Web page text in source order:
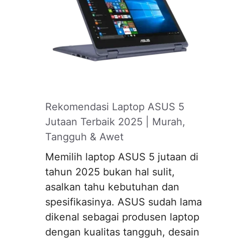
Rekomendasi Laptop ASUS 5
Jutaan Terbaik 2025 | Murah,
Tangguh & Awet
Memilih laptop ASUS 5 jutaan di
tahun 2025 bukan hal sulit,
asalkan tahu kebutuhan dan
spesifikasinya. ASUS sudah lama
dikenal sebagai produsen laptop
dengan kualitas tangguh, desain